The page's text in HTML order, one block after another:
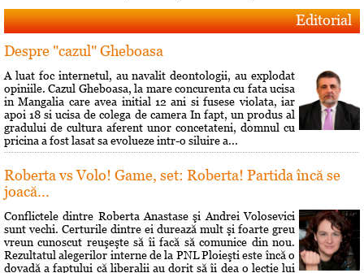
Editorial
Despre "cazul" Gheboasa
A luat foc internetul, au navalit deontologii, au explodat
opiniile. Cazul Gheboasa, la mare concurenta cu fata ucisa
in Mangalia care avea initial 12 ani si fusese violata, iar
apoi 18 si ucisa de colega de camera In fapt, un produs al
gradului de cultura aferent unor concetateni, domnul cu
pricina a fost lasat sa evolueze intr-o siluire a...
Roberta vs Volo! Game, set: Roberta! Partida încă se
joacă...
Conflictele dintre Roberta Anastase şi Andrei Volosevici
sunt vechi. Certurile dintre ei durează mult şi foarte greu
vreun cunoscut reuşeşte să îi facă să comunice din nou.
Rezultatul alegerilor interne de la PNL Ploieşti este încă o
dovadă a faptului că liberalii au dorit să îi dea o lecţie lui